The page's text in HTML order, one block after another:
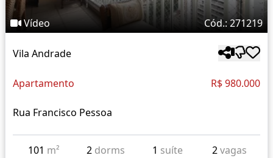
Vídeo Cód.: 271219
Vila Andrade
Apartamento R$ 980.000
Rua Francisco Pessoa
101 m² 2 dorms 1 suíte 2vagas